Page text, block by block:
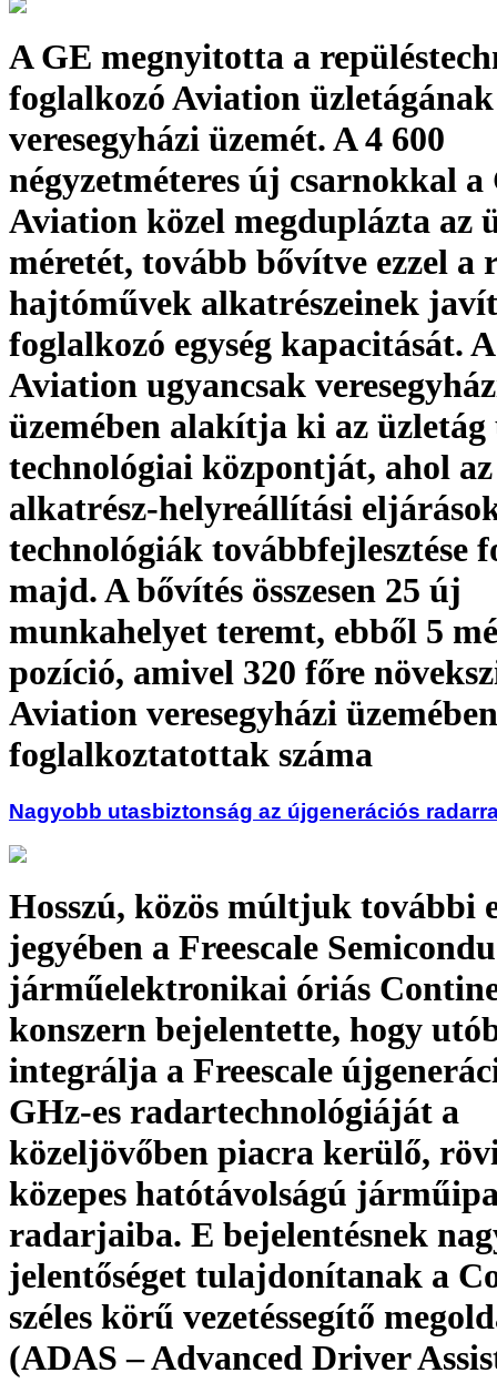
A GE megnyitotta a
foglalkozó Aviation
veresegyházi üzemét. A 4 600
négyzetméteres új csarnokkal a
Aviation közel megduplázta az
méretét, tovább bővítve ezzel a
hajtóművek alkatrészeinek
foglalkozó egység kapacitását.
Aviation ugyancsak
üzemében alakítja ki az
technológiai központját, ahol az
alkatrész-helyreállítási
technológiák továbbfejlesztése
majd. A bővítés összesen 25 új
munkahelyet teremt, ebből 5
pozíció, amivel 320 főre
Aviation veresegyházi üzemében
foglalkoztatottak száma
Nagyobb utasbiztonság az újgenerációs
Hosszú, közös múltjuk további
jegyében a Freescale
járműelektronikai óriás
konszern bejelentette, hogy
integrálja a Freescale
GHz-es radartechnológiáját a
közeljövőben piacra kerülő,
közepes hatótávolságú
radarjaiba. E bejelentésnek
jelentőséget tulajdonítanak a
széles körű vezetéssegítő
(ADAS – Advanced Driver